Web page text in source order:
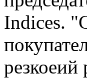
Indices.
резкоеий